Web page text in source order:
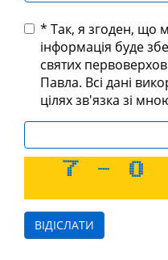
* Так, я згоден, що
інформація буде
святих первоверховних апостолів
Павла. Всі дані
цілях зв'язка зі